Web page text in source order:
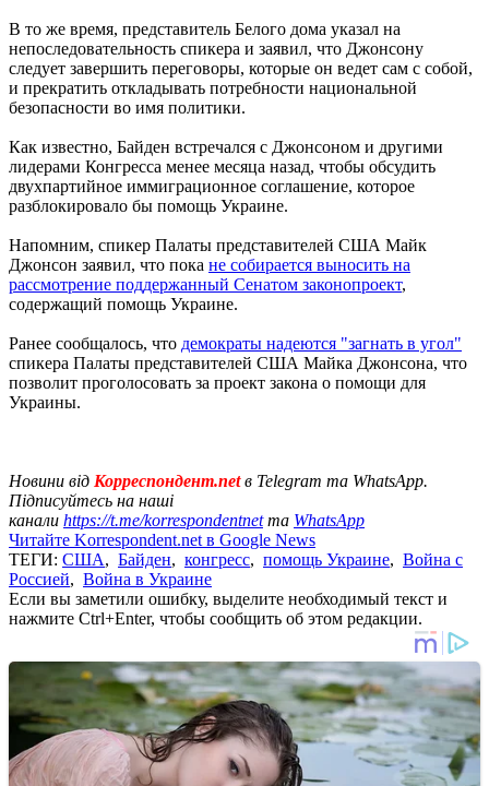
В то же время, представитель Белого дома указал на
непоследовательность спикера и заявил, что Джонсону
следует завершить переговоры, которые он ведет сам с собой,
и прекратить откладывать потребности национальной
безопасности во имя политики.
Как известно, Байден встречался с Джонсоном и другими
лидерами Конгресса менее месяца назад, чтобы обсудить
двухпартийное иммиграционное соглашение, которое
разблокировало бы помощь Украине.
Напомним, спикер Палаты представителей США Майк
Джонсон заявил, что пока не собирается выносить на
рассмотрение поддержанный Сенатом законопроект,
содержащий помощь Украине.
Ранее сообщалось, что демократы надеются "загнать в угол"
спикера Палаты представителей США Майка Джонсона, что
позволит проголосовать за проект закона о помощи для
Украины.
Новини від Корреспондент.netв Telegram та WhatsApp.
Підписуйтесь на наші
канали https://t.me/korrespondentnetта WhatsApp
Читайте Korrespondent.net в Google News
ТЕГИ: США, Байден, конгресс, помощь Украине, Война с
Россией, Война в Украине
Если вы заметили ошибку, выделите необходимый текст и
нажмите Ctrl+Enter, чтобы сообщить об этом редакции.